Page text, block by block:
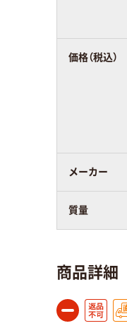
価格（税込）
メーカー
質量
商品詳細